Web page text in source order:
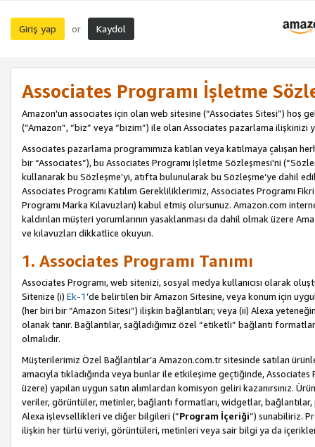
Giriş yap or Kaydol
Associates Programı İşletme
Amazon'un associates için olan web sitesine (“Associates Sitesi”) hoş
(“Amazon”, “biz” veya “bizim”) ile olan Associates pazarlama ilişkinizi
Associates pazarlama programımıza katılan veya katılmaya çalışan
bir “Associates”), bu Associates Programı İşletme Sözleşmesi'ni
kullanarak bu Sözleşme’yi, atıfta bulunularak bu Sözleşme’ye dahil
Associates Programı Katılım Gerekliliklerimiz, Associates Programı
Programı Marka Kılavuzları) kabul etmiş olursunuz. Amazon.com
kaldırılan müşteri yorumlarının yasaklanması da dahil olmak üzere
ve kılavuzları dikkatlice okuyun.
1. Associates Programı Tanımı
Associates Programı, web sitenizi, sosyal medya kullanıcısı olarak
Sitenize (i) Ek-1’de belirtilen bir Amazon Sitesine, veya konum için
(her biri bir “Amazon Sitesi”) ilişkin bağlantıları; veya (ii) Alexa
olanak tanır. Bağlantılar, sağladığımız özel “etiketli” bağlantı
olmalıdır.
Müşterilerimiz Özel Bağlantılar’a Amazon.com.tr sitesinde satılan
amacıyla tıkladığında veya bunlar ile etkileşime geçtiğinde,
üzere) yapılan uygun satın alımlardan komisyon geliri kazanırsınız.
veriler, görüntüler, metinler, bağlantı formatları, widgetlar,
Alexa işlevsellikleri ve diğer bilgileri (”Program İçeriği”) sunabiliriz.
ilişkin her türlü veriyi, görüntüleri, metinleri veya sair bilgi ya da içerikleri